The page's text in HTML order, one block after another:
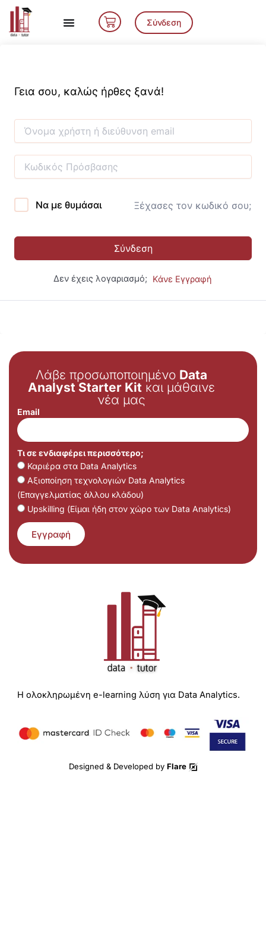
Μετάβαση
περιεχόμενο
Cart Σύνδεση
Γεια σου, καλώς ήρθες ξανά!
Να με θυμάσαι Ξέχασες τον κωδικό σου;
Σύνδεση
Δεν έχεις λογαριασμό; Κάνε Εγγραφή
Λάβε προσωποποιημένο Data
Analyst Starter Kit και μάθαινε
νέα μας
Email
Τι σε ενδιαφέρει περισσότερο;
Καριέρα στα Data Analytics
Αξιοποίηση τεχνολογιών Data Analytics
(Επαγγελματίας άλλου κλάδου)
Upskilling (Είμαι ήδη στον χώρο των Data Analytics)
Εγγραφή
Η ολοκληρωμένη e-learning λύση για Data Analytics.
Designed & Developed by Flare